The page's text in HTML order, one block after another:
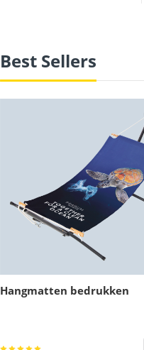
Best Sellers
Hangmatten bedrukken